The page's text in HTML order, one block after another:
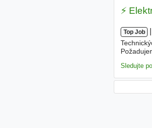
⚡
Top Job
Sledujte